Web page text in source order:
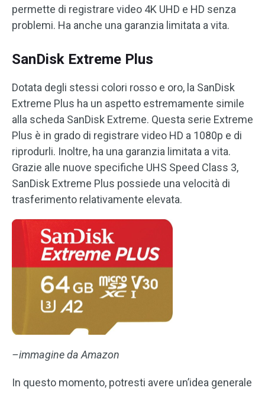
permette di registrare video 4K UHD e HD senza
problemi. Ha anche una garanzia limitata a vita.
SanDisk Extreme Plus
Dotata degli stessi colori rosso e oro, la SanDisk
Extreme Plus ha un aspetto estremamente simile
alla scheda SanDisk Extreme. Questa serie Extreme
Plus è in grado di registrare video HD a 1080p e di
riprodurli. Inoltre, ha una garanzia limitata a vita.
Grazie alle nuove specifiche UHS Speed Class 3,
SanDisk Extreme Plus possiede una velocità di
trasferimento relativamente elevata.
–immagine da Amazon
In questo momento, potresti avere un’idea generale